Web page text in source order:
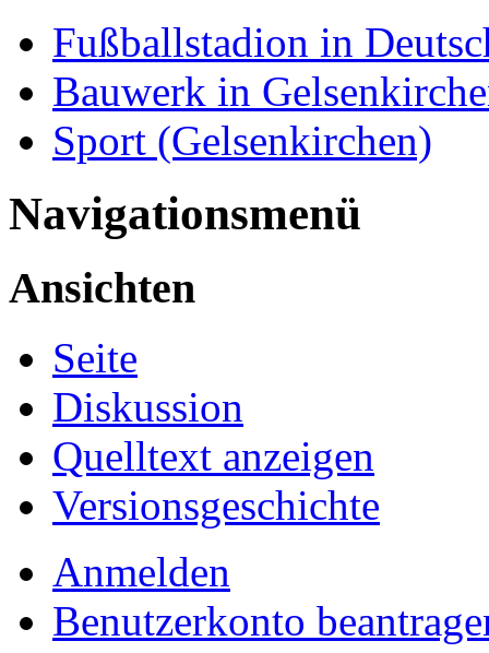
Fußballstadion in
Bauwerk in
Sport (Gelsenkirchen)
Navigationsmenü
Ansichten
Seite
Diskussion
Quelltext anzeigen
Versionsgeschichte
Anmelden
Benutzerkonto